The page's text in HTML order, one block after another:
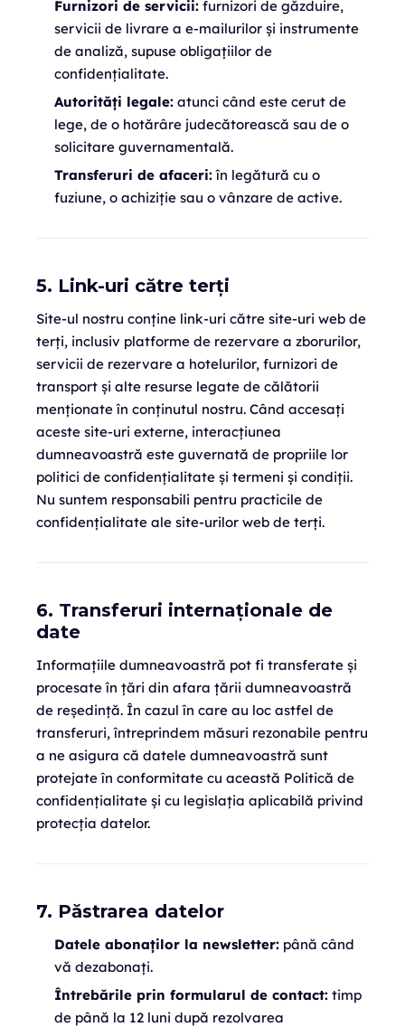
Furnizori de servicii: furnizori de găzduire,
servicii de livrare a e-mailurilor și instrumente
de analiză, supuse obligațiilor de
confidențialitate.
Autorități legale: atunci când este cerut de
lege, de o hotărâre judecătorească sau de o
solicitare guvernamentală.
Transferuri de afaceri:în legătură cu o
fuziune, o achiziție sau o vânzare de active.
5. Link-uri către terți
Site-ul nostru conține link-uri către site-uri web de
terți, inclusiv platforme de rezervare a zborurilor,
servicii de rezervare a hotelurilor, furnizori de
transport și alte resurse legate de călătorii
menționate în conținutul nostru. Când accesați
aceste site-uri externe, interacțiunea
dumneavoastră este guvernată de propriile lor
politici de confidențialitate și termeni și condiții.
Nu suntem responsabili pentru practicile de
confidențialitate ale site-urilor web de terți.
6. Transferuri internaționale de
date
Informațiile dumneavoastră pot fi transferate și
procesate în țări din afara țării dumneavoastră
de reședință. În cazul în care au loc astfel de
transferuri, întreprindem măsuri rezonabile pentru
a ne asigura că datele dumneavoastră sunt
protejate în conformitate cu această Politică de
confidențialitate și cu legislația aplicabilă privind
protecția datelor.
7. Păstrarea datelor
Datele abonaților la newsletter: până când
vă dezabonați.
Întrebările prin formularul de contact: timp
de până la 12 luni după rezolvarea